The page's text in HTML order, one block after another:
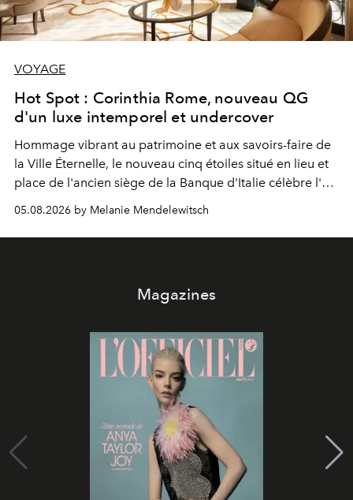
VOYAGE
Hot Spot : Corinthia Rome, nouveau QG
d'un luxe intemporel et undercover
Hommage vibrant au patrimoine et aux savoirs-faire de
la Ville Éternelle, le nouveau cinq étoiles situé en lieu et
place de l'ancien siège de la Banque d'Italie célèbre l'art
05.08.2026 by Melanie Mendelewitsch
Magazines